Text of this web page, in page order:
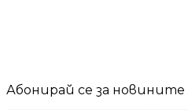
Абонирай се за